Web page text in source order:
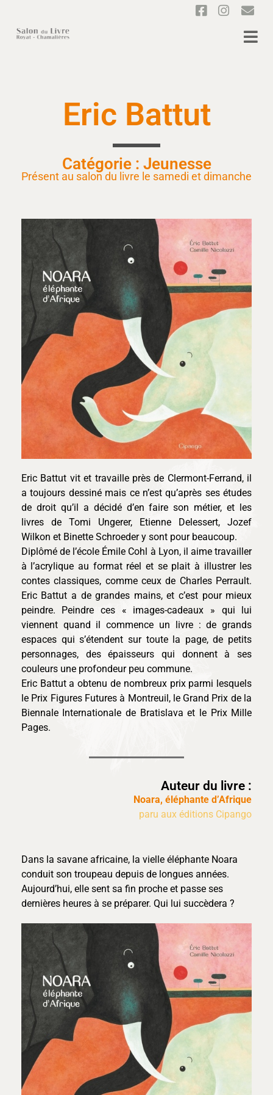
Eric Battut
Catégorie : Jeunesse
Présent au salon du livre le samedi et dimanche
Eric Battut vit et travaille près de Clermont-Ferrand, il
a toujours dessiné mais ce n’est qu’après ses études
de droit qu’il a décidé d’en faire son métier, et les
livres de Tomi Ungerer, Etienne Delessert, Jozef
Wilkon et Binette Schroeder y sont pour beaucoup.
Diplômé de l’école Émile Cohl à Lyon, il aime travailler
à l’acrylique au format réel et se plait à illustrer les
contes classiques, comme ceux de Charles Perrault.
Eric Battut a de grandes mains, et c’est pour mieux
peindre. Peindre ces « images-cadeaux » qui lui
viennent quand il commence un livre : de grands
espaces qui s’étendent sur toute la page, de petits
personnages, des épaisseurs qui donnent à ses
couleurs une profondeur peu commune.
Eric Battut a obtenu de nombreux prix parmi lesquels
le Prix Figures Futures à Montreuil, le Grand Prix de la
Biennale Internationale de Bratislava et le Prix Mille
Pages.
Auteur du livre :
Noara, éléphante d’Afrique
paru aux éditions Cipango
Dans la savane africaine, la vielle éléphante Noara
conduit son troupeau depuis de longues années.
Aujourd’hui, elle sent sa fin proche et passe ses
dernières heures à se préparer. Qui lui succèdera ?